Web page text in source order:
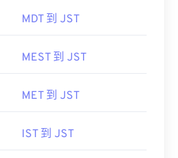
MDT 到 JST
MEST 到 JST
MET 到 JST
IST 到 JST